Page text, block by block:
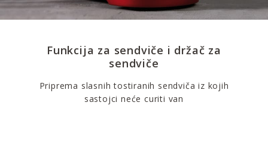
Funkcija za sendviče i držač za
sendviče
Priprema slasnih tostiranih sendviča iz kojih
sastojci neće curiti van